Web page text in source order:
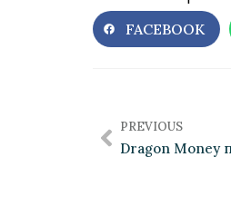
FACEBOOK
PREVIOUS